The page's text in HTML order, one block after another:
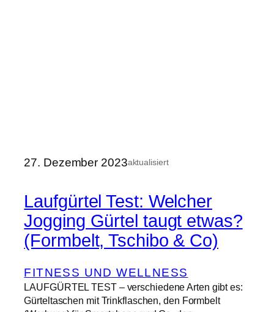
27. Dezember 2023aktualisiert
Laufgürtel Test: Welcher
Jogging Gürtel taugt etwas?
(Formbelt, Tschibo & Co)
FITNESS UND WELLNESS
LAUFGÜRTEL TEST – verschiedene Arten gibt es:
Gürteltaschen mit Trinkflaschen, den Formbelt